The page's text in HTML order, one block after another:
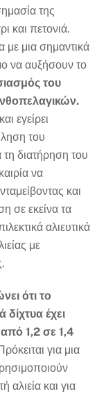
της
και πετονιά.
με μια σημαντικά
να αυξήσουν το
του
και εγείρει
του
διατήρηση του
να
και
σε εκείνα τα
αλιευτικά
με
ότι το
έχει
από 1,2 σε 1,4
για μια
αλιεία και για